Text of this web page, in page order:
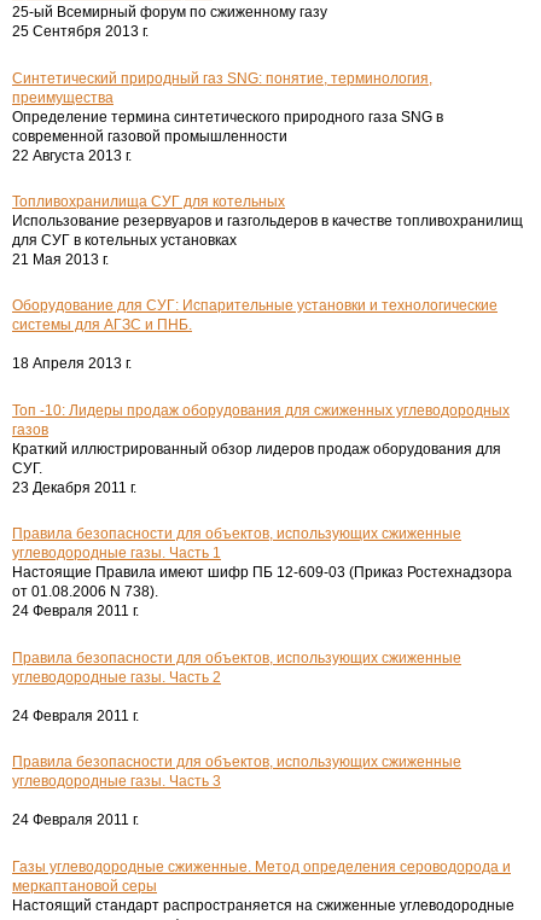
25-ый Всемирный форум по сжиженному газу
25 Сентября 2013 г.
Синтетический природный газ SNG: понятие, терминология,
преимущества
Определение термина синтетического природного газа SNG в
современной газовой промышленности
22 Августа 2013 г.
Топливохранилища СУГ для котельных
Использование резервуаров и газгольдеров в качестве топливохранилищ
для СУГ в котельных установках
21 Мая 2013 г.
Оборудование для СУГ: Испарительные установки и технологические
системы для АГЗС и ПНБ.
18 Апреля 2013 г.
Топ -10: Лидеры продаж оборудования для сжиженных углеводородных
газов
Краткий иллюстрированный обзор лидеров продаж оборудования для
СУГ.
23 Декабря 2011 г.
Правила безопасности для объектов, использующих сжиженные
углеводородные газы. Часть 1
Настоящие Правила имеют шифр ПБ 12-609-03 (Приказ Ростехнадзора
от 01.08.2006 N 738).
24 Февраля 2011 г.
Правила безопасности для объектов, использующих сжиженные
углеводородные газы. Часть 2
24 Февраля 2011 г.
Правила безопасности для объектов, использующих сжиженные
углеводородные газы. Часть 3
24 Февраля 2011 г.
Газы углеводородные сжиженные. Метод определения сероводорода и
меркаптановой серы
Настоящий стандарт распространяется на сжиженные углеводородные